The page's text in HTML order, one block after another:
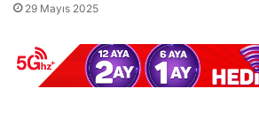
29 Mayıs 2025